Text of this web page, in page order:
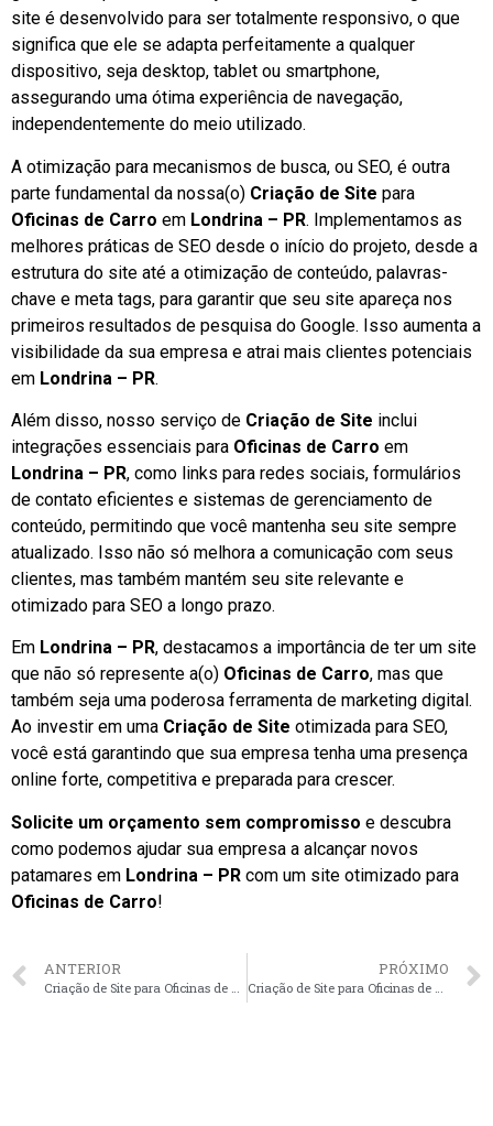
site é desenvolvido para ser totalmente responsivo, o que
significa que ele se adapta perfeitamente a qualquer
dispositivo, seja desktop, tablet ou smartphone,
assegurando uma ótima experiência de navegação,
independentemente do meio utilizado.
A otimização para mecanismos de busca, ou SEO, é outra
parte fundamental da nossa(o) Criação de Site para
Oficinas de Carro em Londrina – PR. Implementamos as
melhores práticas de SEO desde o início do projeto, desde a
estrutura do site até a otimização de conteúdo, palavras-
chave e meta tags, para garantir que seu site apareça nos
primeiros resultados de pesquisa do Google. Isso aumenta a
visibilidade da sua empresa e atrai mais clientes potenciais
em Londrina – PR.
Além disso, nosso serviço de Criação de Site inclui
integrações essenciais para Oficinas de Carro em
Londrina – PR, como links para redes sociais, formulários
de contato eficientes e sistemas de gerenciamento de
conteúdo, permitindo que você mantenha seu site sempre
atualizado. Isso não só melhora a comunicação com seus
clientes, mas também mantém seu site relevante e
otimizado para SEO a longo prazo.
Em Londrina – PR, destacamos a importância de ter um site
que não só represente a(o) Oficinas de Carro, mas que
também seja uma poderosa ferramenta de marketing digital.
Ao investir em uma Criação de Site otimizada para SEO,
você está garantindo que sua empresa tenha uma presença
online forte, competitiva e preparada para crescer.
Solicite um orçamento sem compromisso e descubra
como podemos ajudar sua empresa a alcançar novos
patamares em Londrina – PR com um site otimizado para
Oficinas de Carro!
ANTERIOR
Criação de Site para Oficinas de Carro em Joinville – SC faça seu orçamento
PRÓXIMO
Criação de Site para Oficinas de Carro em Maringá – PR faça seu orçamento